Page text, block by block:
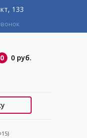
133
0 0 руб.